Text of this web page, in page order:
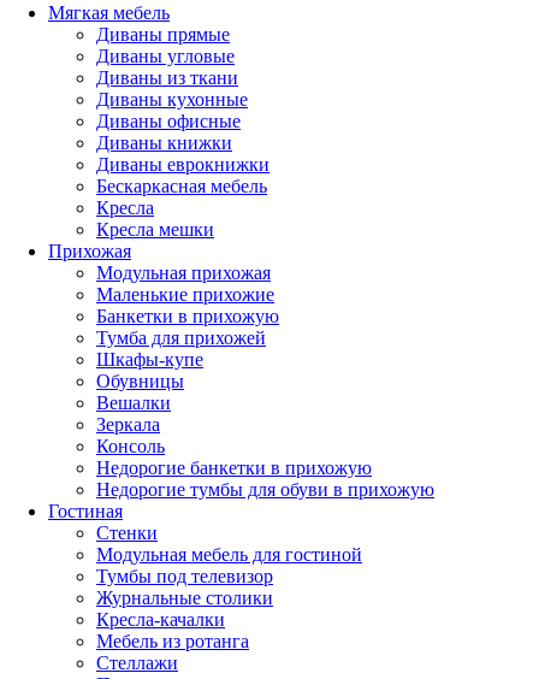
Мягкая мебель
Диваны прямые
Диваны угловые
Диваны из ткани
Диваны кухонные
Диваны офисные
Диваны книжки
Диваны еврокнижки
Бескаркасная мебель
Кресла
Кресла мешки
Прихожая
Модульная прихожая
Маленькие прихожие
Банкетки в прихожую
Тумба для прихожей
Шкафы-купе
Обувницы
Вешалки
Зеркала
Консоль
Недорогие банкетки в прихожую
Недорогие тумбы для обуви в прихожую
Гостиная
Стенки
Модульная мебель для гостиной
Тумбы под телевизор
Журнальные столики
Кресла-качалки
Мебель из ротанга
Стеллажи